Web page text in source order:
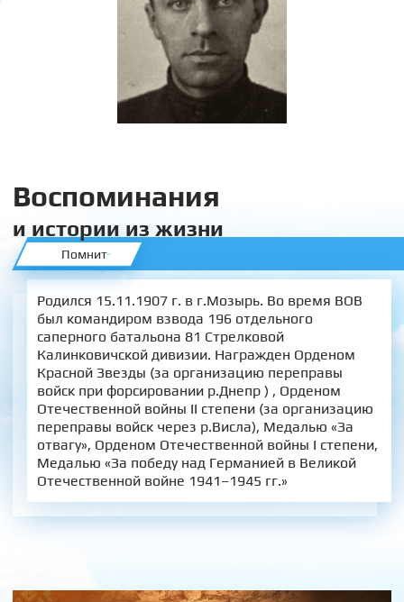
Воспоминания
и истории из жизни
Помнит
Родился 15.11.1907 г. в г.Мозырь. Во время ВОВ
был командиром взвода 196 отдельного
саперного батальона 81 Стрелковой
Калинковичской дивизии. Награжден Орденом
Красной Звезды (за организацию переправы
войск при форсировании р.Днепр ) , Орденом
Отечественной войны II степени (за организацию
переправы войск через р.Висла), Медалью «За
отвагу», Орденом Отечественной войны I степени,
Медалью «За победу над Германией в Великой
Отечественной войне 1941–1945 гг.»